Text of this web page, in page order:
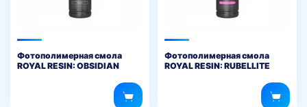
Фотополимерная смола
ROYAL RESIN: OBSIDIAN
Фотополимерная смола
ROYAL RESIN: RUBELLITE